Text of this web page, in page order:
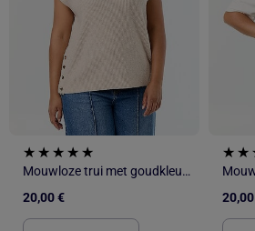
Mouwloze trui met goudkleurige sieraden
20,00 €